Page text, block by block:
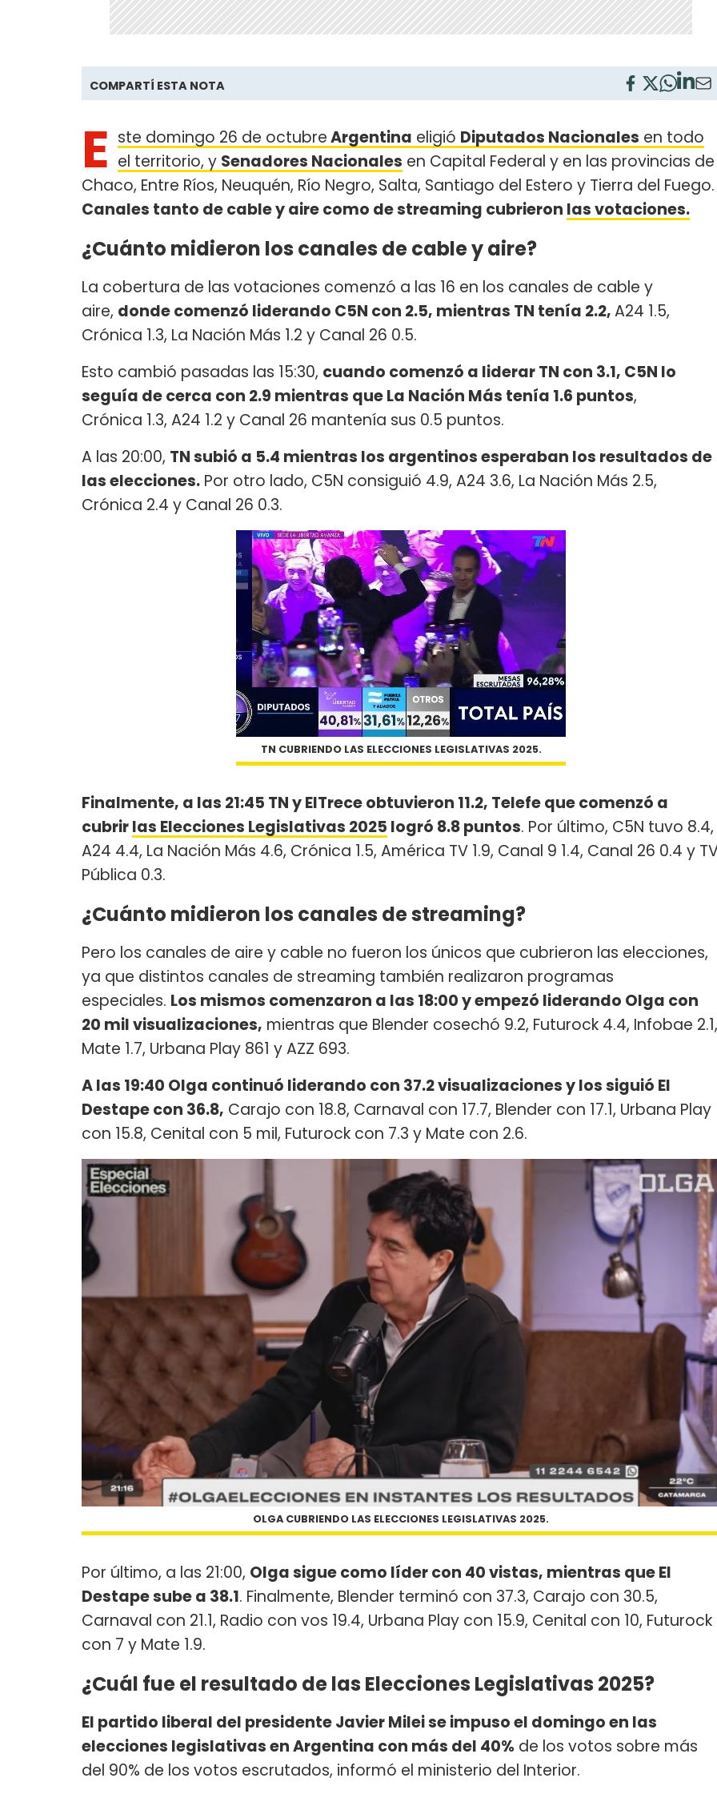
COMPARTÍ ESTA NOTA
E ste domingo 26 de octubreArgentina eligió Diputados Nacionales en todo
el territorio, y Senadores Nacionales en Capital Federal y en las provincias de
Chaco, Entre Ríos, Neuquén, Río Negro, Salta, Santiago del Estero y Tierra del Fuego.
Canales tanto de cable y aire como de streaming cubrieron las votaciones.
¿Cuánto midieron los canales de cable y aire?
La cobertura de las votaciones comenzó a las 16 en los canales de cable y
aire, donde comenzó liderando C5N con 2.5, mientras TN tenía 2.2,A24 1.5,
Crónica 1.3, La Nación Más 1.2 y Canal 26 0.5.
Esto cambió pasadas las 15:30, cuando comenzó a liderar TN con 3.1, C5N lo
seguía de cerca con 2.9 mientras que La Nación Más tenía 1.6 puntos,
Crónica 1.3, A24 1.2 y Canal 26 mantenía sus 0.5 puntos.
A las 20:00, TN subió a 5.4 mientras los argentinos esperaban los resultados de
las elecciones. Por otro lado, C5N consiguió 4.9, A24 3.6, La Nación Más 2.5,
Crónica 2.4 y Canal 26 0.3.
TN CUBRIENDO LAS ELECCIONES LEGISLATIVAS 2025.
​Finalmente, a las 21:45 TN y ElTrece obtuvieron 11.2, Telefe que comenzó a
cubrirlas Elecciones Legislativas 2025 logró 8.8 puntos. Por último, C5N tuvo 8.4,
A24 4.4, La Nación Más 4.6, Crónica 1.5, América TV 1.9, Canal 9 1.4, Canal 26 0.4 y
Pública 0.3.
¿Cuánto midieron los canales de streaming?
Pero los canales de aire y cable no fueron los únicos que cubrieron las elecciones,
ya que distintos canales de streaming también realizaron programas
especiales. Los mismos comenzaron a las 18:00 y empezó liderando Olga con
20 mil visualizaciones, mientras que Blender cosechó 9.2, Futurock 4.4, Infobae 2.1,
Mate 1.7, Urbana Play 861 y AZZ 693.
A las 19:40 Olga continuó liderando con 37.2 visualizaciones y los siguió El
Destape con 36.8, Carajo con 18.8, Carnaval con 17.7, Blender con 17.1, Urbana Play
con 15.8, Cenital con 5 mil, Futurock con 7.3 y Mate con 2.6.
OLGA CUBRIENDO LAS ELECCIONES LEGISLATIVAS 2025.
​Por último, a las 21:00, Olga sigue como líder con 40 vistas, mientras que El
Destape sube a 38.1. Finalmente, Blender terminó con 37.3, Carajo con 30.5,
Carnaval con 21.1, Radio con vos 19.4, Urbana Play con 15.9, Cenital con 10, Futurock
con 7 y Mate 1.9.
¿Cuál fue el resultado de las Elecciones Legislativas 2025?
El partido liberal del presidente Javier Milei se impuso el domingo en las
elecciones legislativas en Argentina con más del 40% de los votos sobre más
del 90% de los votos escrutados, informó el ministerio del Interior.